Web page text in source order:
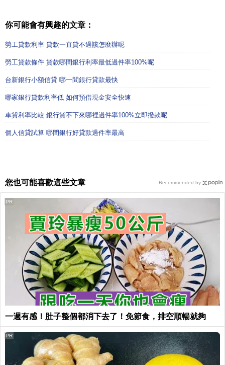
你可能會有興趣的文章：
勞工貸款利率 貸款一直貸不過該怎麼辦呢
勞工貸款條件 貸款哪間銀行利率最低過件率100%呢
台新銀行小額信貸 哪一間銀行貸款最快
哪家銀行貸款利率低 如何預借現金安全快速
車貸利率比較 銀行貸不下來哪裡過件率100%立即撥款呢
個人信貸試算 哪間銀行好貸款過件率最高
您也可能喜歡這些文章
一週有感！肚子整個都消下去了！免節食，排空順暢就夠
PR
PR
Recommended by